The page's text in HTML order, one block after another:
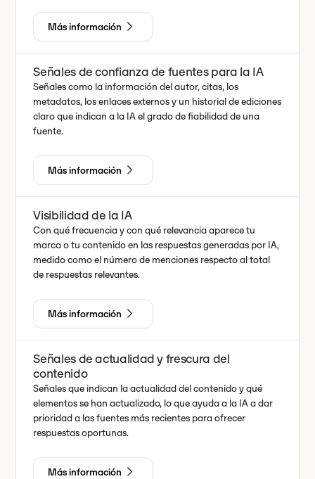
Más información
Señales de confianza de fuentes para la IA
Señales como la información del autor, citas, los
metadatos, los enlaces externos y un historial de ediciones
claro que indican a la IA el grado de fiabilidad de una
fuente.
Más información
Visibilidad de la IA
Con qué frecuencia y con qué relevancia aparece tu
marca o tu contenido en las respuestas generadas por IA,
medido como el número de menciones respecto al total
de respuestas relevantes.
Más información
Señales de actualidad y frescura del
contenido
Señales que indican la actualidad del contenido y qué
elementos se han actualizado, lo que ayuda a la IA a dar
prioridad a las fuentes más recientes para ofrecer
respuestas oportunas.
Más información